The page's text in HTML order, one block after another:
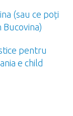
(sau ce poți
Bucovina)
pentru
e child